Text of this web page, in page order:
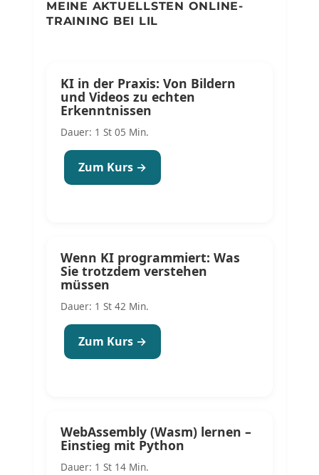
MEINE AKTUELLSTEN ONLINE-
TRAINING BEI LIL
KI in der Praxis: Von Bildern
und Videos zu echten
Erkenntnissen
Dauer: 1 St 05 Min.
Zum Kurs →
Wenn KI programmiert: Was
Sie trotzdem verstehen
müssen
Dauer: 1 St 42 Min.
Zum Kurs →
WebAssembly (Wasm) lernen –
Einstieg mit Python
Dauer: 1 St 14 Min.